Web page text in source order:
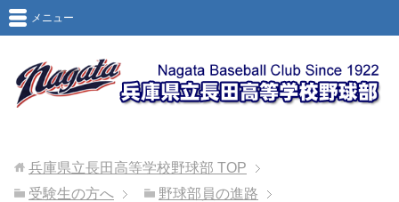
メニュー
兵庫県立長田高等学校野球部 TOP
受験生の方へ
野球部員の進路